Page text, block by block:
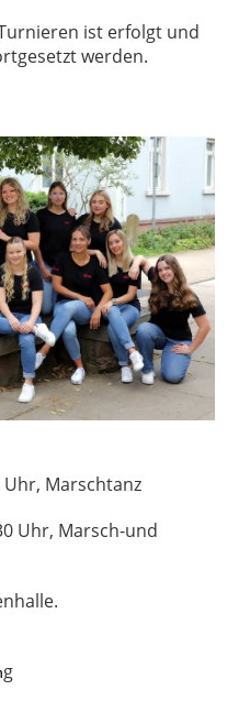
ist erfolgt und
werden.
Uhr, Marschtanz
Uhr, Marsch-und
g